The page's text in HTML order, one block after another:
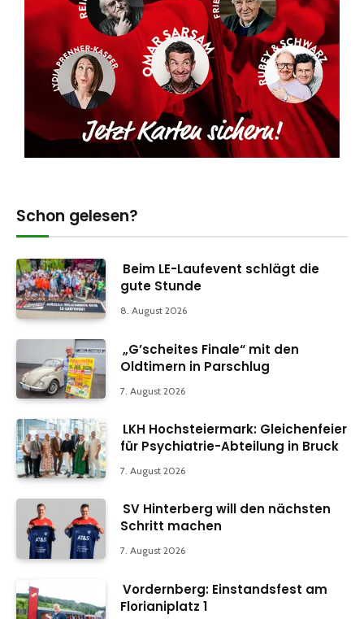
Schon gelesen?
Beim LE-Laufevent schlägt die
gute Stunde
8. August 2026
„G’scheites Finale“ mit den
Oldtimern in Parschlug
7. August 2026
LKH Hochsteiermark: Gleichenfeier
für Psychiatrie-Abteilung in Bruck
7. August 2026
SV Hinterberg will den nächsten
Schritt machen
7. August 2026
Vordernberg: Einstandsfest am
Florianiplatz 1